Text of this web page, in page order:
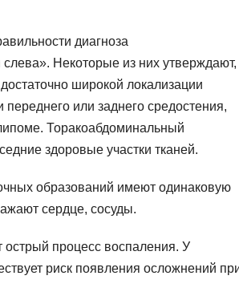
диагноза
Некоторые из них утверждают,
широкой локализации
или заднего средостения,
Торакоабдоминальный
здоровые участки тканей.
образований имеют одинаковую
сердце, сосуды.
острый процесс воспаления. У
риск появления осложнений